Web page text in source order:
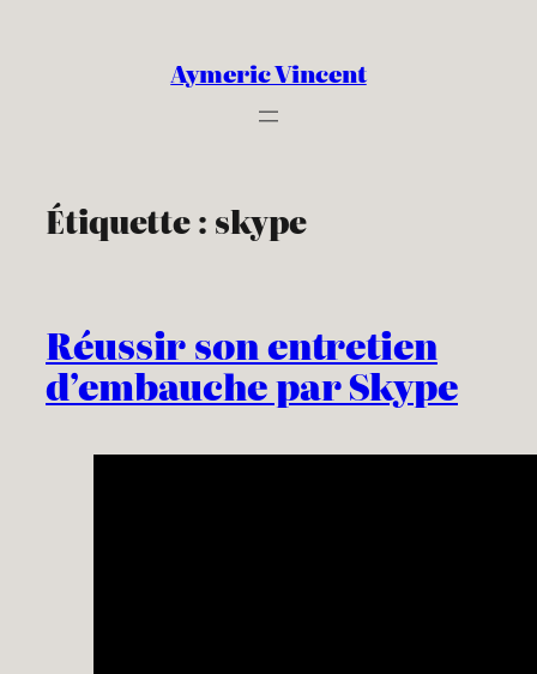
Aymeric Vincent
Étiquette : skype
Réussir son entretien
d’embauche par Skype